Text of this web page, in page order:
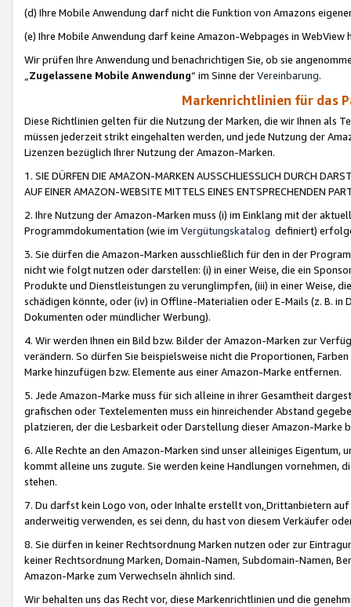
(d) Ihre Mobile Anwendung darf nicht die Funktion von Amazons
(e) Ihre Mobile Anwendung darf keine Amazon-Webpages in WebView
Wir prüfen Ihre Anwendung und benachrichtigen Sie, ob sie
„Zugelassene Mobile Anwendung“ im Sinne derVereinbarung.
Markenrichtlinien für das
Diese Richtlinien gelten für die Nutzung der Marken, die wir Ihnen als
müssen jederzeit strikt eingehalten werden, und jede Nutzung der
Lizenzen bezüglich Ihrer Nutzung der Amazon-Marken.
1. SIE DÜRFEN DIE AMAZON-MARKEN AUSSCHLIESSLICH DURCH
AUF EINER AMAZON-WEBSITE MITTELS EINES ENTSPRECHENDEN
2. Ihre Nutzung der Amazon-Marken muss (i) im Einklang mit der
Programmdokumentation (wie im Vergütungskatalog definiert)
3. Sie dürfen die Amazon-Marken ausschließlich für den in der
nicht wie folgt nutzen oder darstellen: (i) in einer Weise, die ein
Produkte und Dienstleistungen zu verunglimpfen, (iii) in einer Weise,
schädigen könnte, oder (iv) in Offline-Materialien oder E-Mails (z. B. in
Dokumenten oder mündlicher Werbung).
4. Wir werden Ihnen ein Bild bzw. Bilder der Amazon-Marken zur
verändern. So dürfen Sie beispielsweise nicht die Proportionen,
Marke hinzufügen bzw. Elemente aus einer Amazon-Marke entfernen.
5. Jede Amazon-Marke muss für sich alleine in ihrer Gesamtheit
grafischen oder Textelementen muss ein hinreichender Abstand
platzieren, der die Lesbarkeit oder Darstellung dieser Amazon-Marke
6. Alle Rechte an den Amazon-Marken sind unser alleiniges
kommt alleine uns zugute. Sie werden keine Handlungen vornehmen,
stehen.
7. Du darfst kein Logo von, oder Inhalte erstellt von,Drittanbietern auf
anderweitig verwenden, es sei denn, du hast von diesem Verkäufer
8. Sie dürfen in keiner Rechtsordnung Marken nutzen oder zur
keiner Rechtsordnung Marken, Domain-Namen, Subdomain-Namen,
Amazon-Marke zum Verwechseln ähnlich sind.
Wir behalten uns das Recht vor, diese Markenrichtlinien und die